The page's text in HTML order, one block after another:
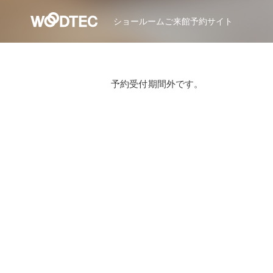
ショールーム ご来館予約サイト
予約受付期間外です。